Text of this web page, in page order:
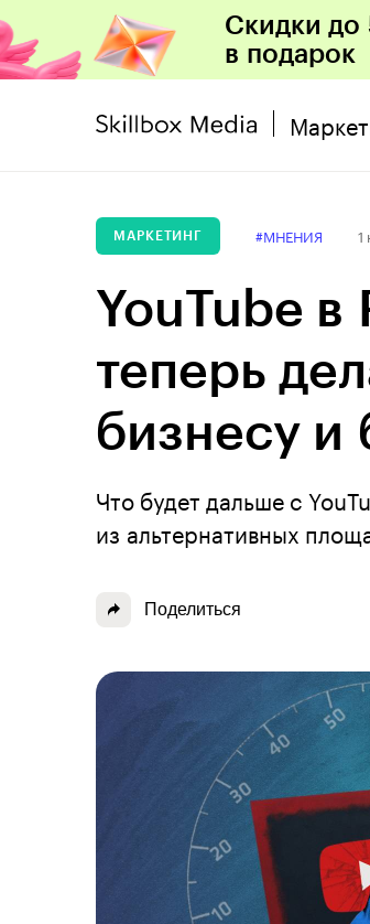
Скидки до
в подарок
МАРКЕТИНГ #МНЕНИЯ 1
YouTube в
теперь
бизнесу и
Что будет дальше с
из альтернативных
Поделиться